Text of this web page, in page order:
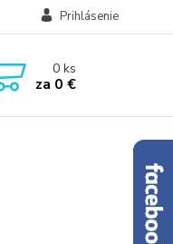
Prihlásenie
0ks
za 0 €